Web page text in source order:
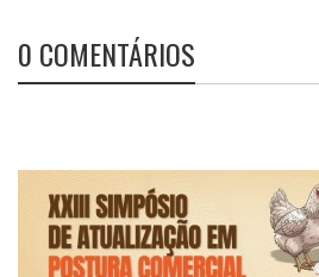
0 COMENTÁRIOS